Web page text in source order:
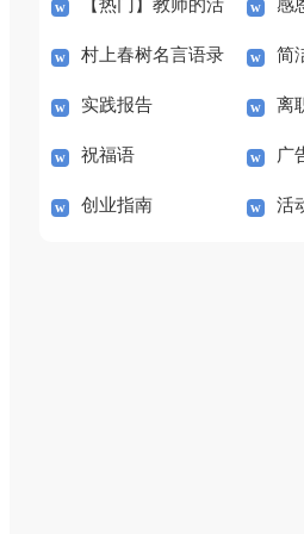
演讲稿模板集合九篇 篇
【热门】教师的活
动总结汇编7篇
感
选23
村上春树名言语录 简
句子锦
实践报告 离
祝福语 广
创业指南 活